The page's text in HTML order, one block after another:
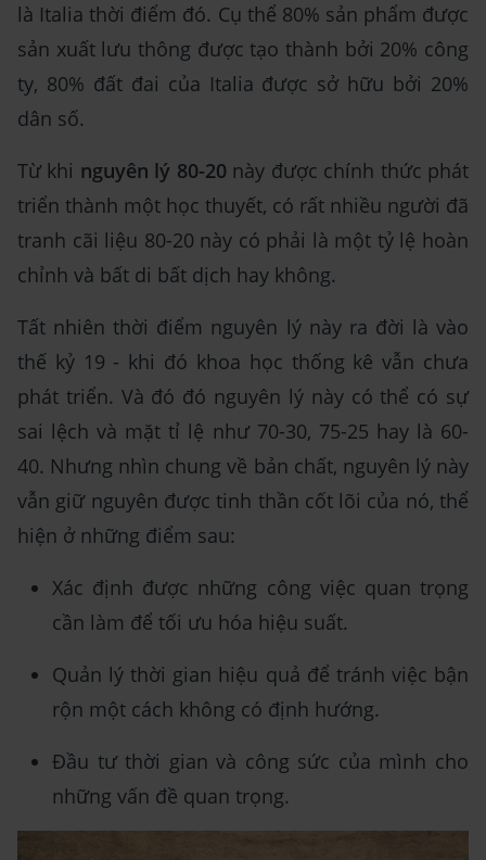
là Italia thời điểm đó. Cụ thể 80% sản phẩm được
sản xuất lưu thông được tạo thành bởi 20% công
ty, 80% đất đai của Italia được sở hữu bởi 20%
dân số.
Từ khi nguyên lý 80-20này được chính thức phát
triển thành một học thuyết, có rất nhiều người đã
tranh cãi liệu 80-20 này có phải là một tỷ lệ hoàn
chỉnh và bất di bất dịch hay không.
Tất nhiên thời điểm nguyên lý này ra đời là vào
thế kỷ 19 - khi đó khoa học thống kê vẫn chưa
phát triển. Và đó đó nguyên lý này có thể có sự
sai lệch và mặt tỉ lệ như 70-30, 75-25 hay là 60-
40. Nhưng nhìn chung về bản chất, nguyên lý này
vẫn giữ nguyên được tinh thần cốt lõi của nó, thể
hiện ở những điểm sau:
Xác định được những công việc quan trọng
cần làm để tối ưu hóa hiệu suất.
Quản lý thời gian hiệu quả để tránh việc bận
rộn một cách không có định hướng.
Đầu tư thời gian và công sức của mình cho
những vấn đề quan trọng.